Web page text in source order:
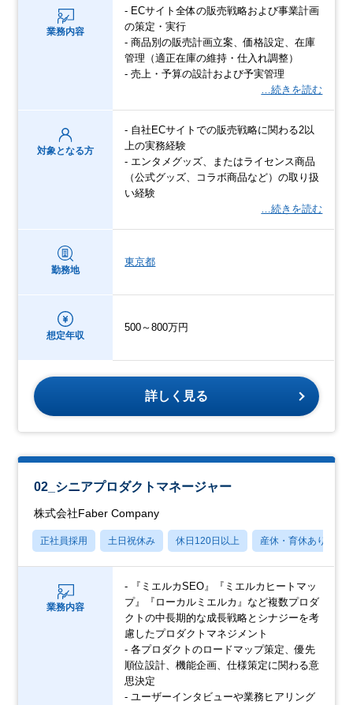
業務内容
- ECサイト全体の販売戦略および事業計画
の策定・実行
- 商品別の販売計画立案、価格設定、在庫
管理（適正在庫の維持・仕入れ調整）
- 売上・予算の設計および予実管理
…続きを読む
対象となる方
- 自社ECサイトでの販売戦略に関わる2以
上の実務経験
- エンタメグッズ、またはライセンス商品
（公式グッズ、コラボ商品など）の取り扱
い経験
…続きを読む
勤務地
東京都
想定年収
500～800万円
詳しく見る
02_シニアプロダクトマネージャー
株式会社Faber Company
正社員採用 土日祝休み 休日120日以上 産休・育休あり
業務内容
- 『ミエルカSEO』『ミエルカヒートマッ
プ』『ローカルミエルカ』など複数プロダ
クトの中長期的な成長戦略とシナジーを考
慮したプロダクトマネジメント
- 各プロダクトのロードマップ策定、優先
順位設計、機能企画、仕様策定に関わる意
思決定
- ユーザーインタビューや業務ヒアリング